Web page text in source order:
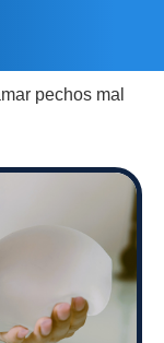
pechos mal